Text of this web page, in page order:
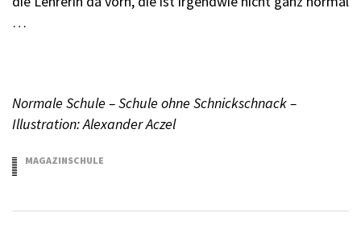
…
Normale Schule – Schule ohne Schnickschnack –
Illustration: Alexander Aczel
MAGAZINSCHULE